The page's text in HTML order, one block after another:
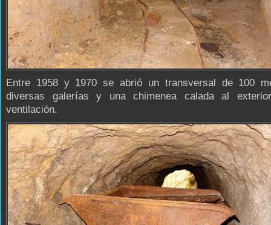
Entre 1958 y 1970 se abrió un transversal de 100
diversas galerías y una chimenea calada al
ventilación.